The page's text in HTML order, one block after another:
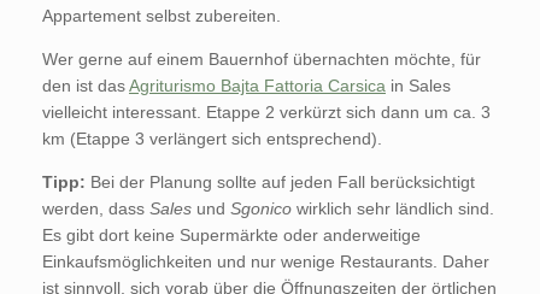
Appartement selbst zubereiten.
Wer gerne auf einem Bauernhof übernachten möchte, für
den ist dasAgriturismo Bajta Fattoria Carsica in Sales
vielleicht interessant. Etappe 2 verkürzt sich dann um ca. 3
km (Etappe 3 verlängert sich entsprechend).
Tipp: Bei der Planung sollte auf jeden Fall berücksichtigt
werden, dass Sales und Sgonico wirklich sehr ländlich sind.
Es gibt dort keine Supermärkte oder anderweitige
Einkaufsmöglichkeiten und nur wenige Restaurants. Daher
ist sinnvoll, sich vorab über die Öffnungszeiten der örtlichen